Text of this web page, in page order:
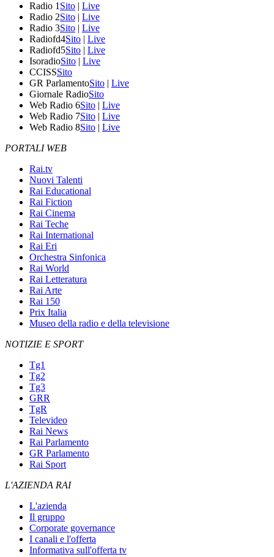
Radio 1 Sito | Live
Radio 2Sito | Live
Radio 3Sito | Live
Radiofd4Sito | Live
Radiofd5Sito | Live
IsoradioSito | Live
CCISSSito
GR ParlamentoSito | Live
Giornale RadioSito
Web Radio 6Sito | Live
Web Radio 7Sito | Live
Web Radio 8Sito | Live
PORTALI WEB
Rai.tv
Nuovi Talenti
Rai Educational
Rai Fiction
Rai Cinema
Rai Teche
Rai International
Rai Eri
Orchestra Sinfonica
Rai World
Rai Letteratura
Rai Arte
Rai 150
Prix Italia
Museo della radio e della televisione
NOTIZIE E SPORT
Tg1
Tg2
Tg3
GRR
TgR
Televideo
Rai News
Rai Parlamento
GR Parlamento
Rai Sport
L'AZIENDA RAI
L'azienda
Il gruppo
Corporate governance
I canali e l'offerta
Informativa sull'offerta tv